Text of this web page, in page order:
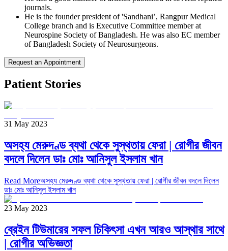
journals.
He is the founder president of 'Sandhani’, Rangpur Medical
College branch and is Executive Committee member at
Neurospine Society of Bangladesh. He was also EC member
of Bangladesh Society of Neurosurgeons.
Request an Appointment
Patient Stories
31 May 2023
অসহ্য মেরুদণ্ড ব্যথা থেকে সুস্থতায় ফেরা | রোগীর জীবন
বদলে দিলেন ডাঃ মোঃ আনিসুল ইসলাম খান
Read Moreঅসহ্য মেরুদণ্ড ব্যথা থেকে সুস্থতায় ফেরা | রোগীর জীবন বদলে দিলেন
ডাঃ মোঃ আনিসুল ইসলাম খান
23 May 2023
ব্রেইন টিউমারের সফল চিকিৎসা এখন আরও আস্থার সাথে
| রোগীর অভিজ্ঞতা